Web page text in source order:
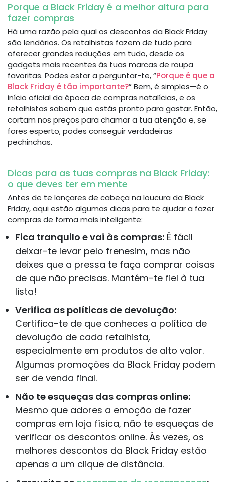
Porque a Black Friday é a melhor altura para
fazer compras
Há uma razão pela qual os descontos da Black Friday
são lendários. Os retalhistas fazem de tudo para
oferecer grandes reduções em tudo, desde os
gadgets mais recentes às tuas marcas de roupa
favoritas. Podes estar a perguntar-te, “Porque é que a
Black Friday é tão importante?” Bem, é simples—é o
início oficial da época de compras natalícias, e os
retalhistas sabem que estás pronto para gastar. Então,
cortam nos preços para chamar a tua atenção e, se
fores esperto, podes conseguir verdadeiras
pechinchas.
Dicas para as tuas compras na Black Friday:
o que deves ter em mente
Antes de te lançares de cabeça na loucura da Black
Friday, aqui estão algumas dicas para te ajudar a fazer
compras de forma mais inteligente:
Fica tranquilo e vai às compras: É fácil
deixar-te levar pelo frenesim, mas não
deixes que a pressa te faça comprar coisas
de que não precisas. Mantém-te fiel à tua
lista!
Verifica as políticas de devolução:
Certifica-te de que conheces a política de
devolução de cada retalhista,
especialmente em produtos de alto valor.
Algumas promoções da Black Friday podem
ser de venda final.
Não te esqueças das compras online:
Mesmo que adores a emoção de fazer
compras em loja física, não te esqueças de
verificar os descontos online. Às vezes, os
melhores descontos da Black Friday estão
apenas a um clique de distância.